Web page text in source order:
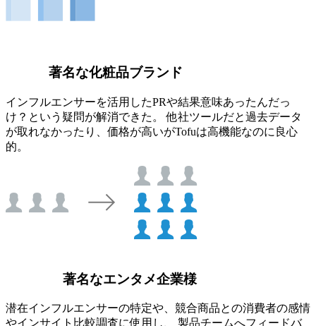
著名な化粧品ブランド
インフルエンサーを活用したPRや結果意味あったんだっ
け？という疑問が解消できた。 他社ツールだと過去データ
が取れなかったり、価格が高いがTofuは高機能なのに良心
的。
著名なエンタメ企業様
潜在インフルエンサーの特定や、競合商品との消費者の感情
やインサイト比較調査に使用し、 製品チームへフィードバ